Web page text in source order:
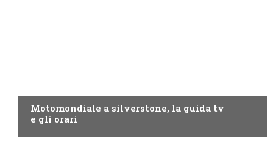
Motomondiale a silverstone, la guida tv
e gli orari